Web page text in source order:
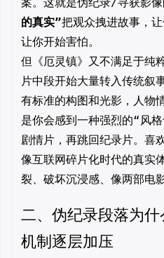
的真实”把观众拽进故事，
让你开始害怕。
但《厄灵镇》又不满足于
片中段开始大量转入传统叙
有标准的构图和光影，人物
是你会感到一种强烈的“风
剧情片，再跳回纪录片。喜
像互联网碎片化时代的真实
裂、破坏沉浸感、像两部电
二、伪纪录段落为
机制逐层加压